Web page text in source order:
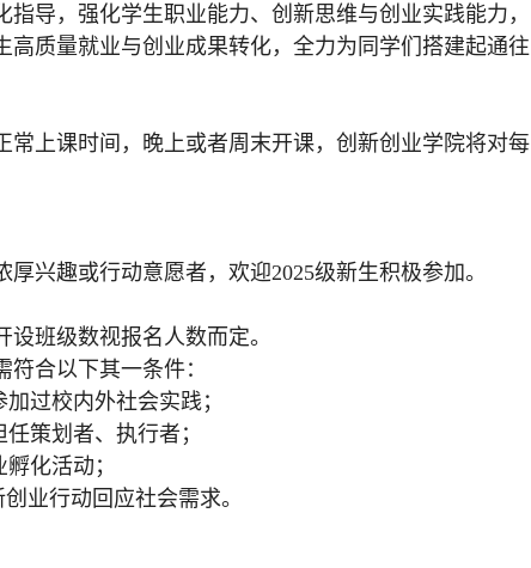
导，强化学生职业能力、创新思维与创业实践能力，
质量就业与创业成果转化，全力为同学们搭建起通往
上课时间，晚上或者周末开课，创新创业学院将对每
兴趣或行动意愿者，欢迎2025级新生积极参加。
班级数视报名人数而定。
合以下其一条件：
过校内外社会实践；
策划者、执行者；
化活动；
业行动回应社会需求。